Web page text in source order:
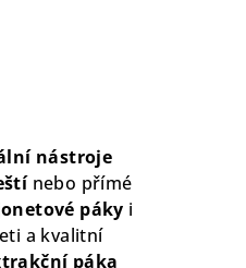
nástroje
nebo přímé
páky i
a kvalitní
páka